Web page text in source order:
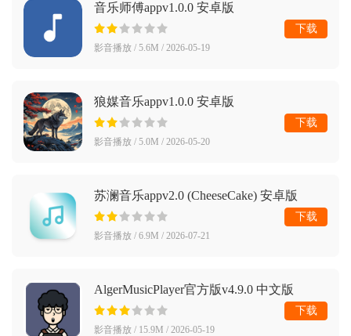
音乐师傅appv1.0.0 安卓版
影音播放 / 5.6M / 2026-05-19
下载
狼媒音乐appv1.0.0 安卓版
影音播放 / 5.0M / 2026-05-20
下载
苏澜音乐appv2.0 (CheeseCake) 安卓版
影音播放 / 6.9M / 2026-07-21
下载
AlgerMusicPlayer官方版v4.9.0 中文版
影音播放 / 15.9M / 2026-05-19
下载